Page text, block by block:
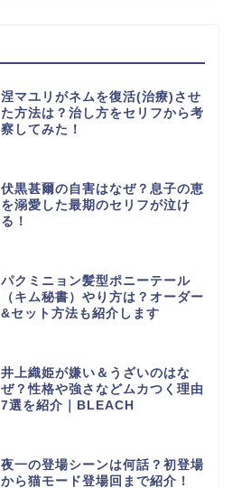
涅マユリがネムを復活(治療)させ
た方法は？治し方をセリフから考
察してみた！
伏黒甚爾の自害はなぜ？息子の恵
を溺愛した最期のセリフが泣け
る！
パクミニョン髪型ポニーテール
（キム秘書）やり方は？オーダー
&セット方法も紹介します
井上織姫が嫌い＆うざいのはな
ぜ？性格や強さなどムカつく理由
7選を紹介｜BLEACH
夜一の登場シーンは何話？初登場
から猫モード登場回まで紹介！